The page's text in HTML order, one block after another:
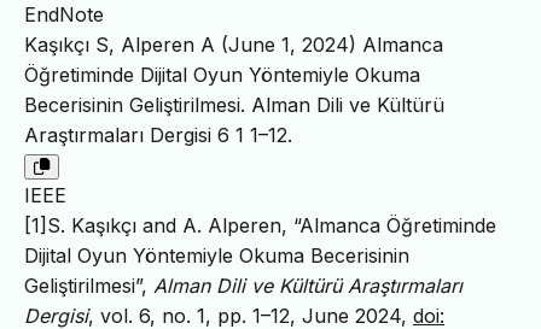
EndNote
Kaşıkçı S, Alperen A (June 1, 2024) Almanca
Öğretiminde Dijital Oyun Yöntemiyle Okuma
Becerisinin Geliştirilmesi. Alman Dili ve Kültürü
Araştırmaları Dergisi 6 1 1–12.
IEEE
[1]S. Kaşıkçı and A. Alperen, “Almanca Öğretiminde
Dijital Oyun Yöntemiyle Okuma Becerisinin
Geliştirilmesi”, Alman Dili ve Kültürü Araştırmaları
Dergisi, vol. 6, no. 1, pp. 1–12, June 2024, doi: